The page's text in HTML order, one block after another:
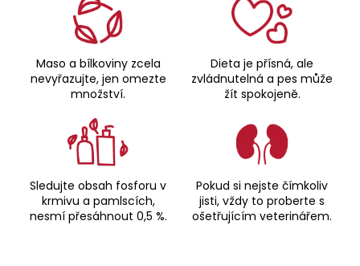
Maso a bílkoviny zcela
nevyřazujte, jen omezte
množství.
Dieta je přísná, ale
zvládnutelná a pes může
žít spokojeně.
Sledujte obsah fosforu v
krmivu a pamlscích,
nesmí přesáhnout 0,5 %.
Pokud si nejste čímkoliv
jisti, vždy to proberte s
ošetřujícím veterinářem.